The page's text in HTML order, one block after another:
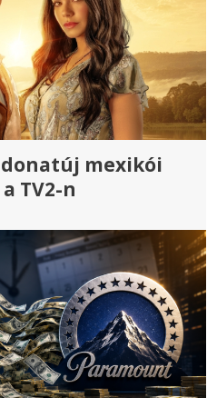
mexikói
TV2-n